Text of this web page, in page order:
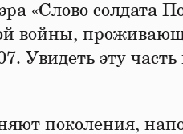
«Слово солдата
войны,
Увидеть эту
поколения,